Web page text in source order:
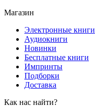
Магазин
Электронные книги
Аудиокниги
Новинки
Бесплатные книги
Импринты
Подборки
Доставка
Как нас найти?